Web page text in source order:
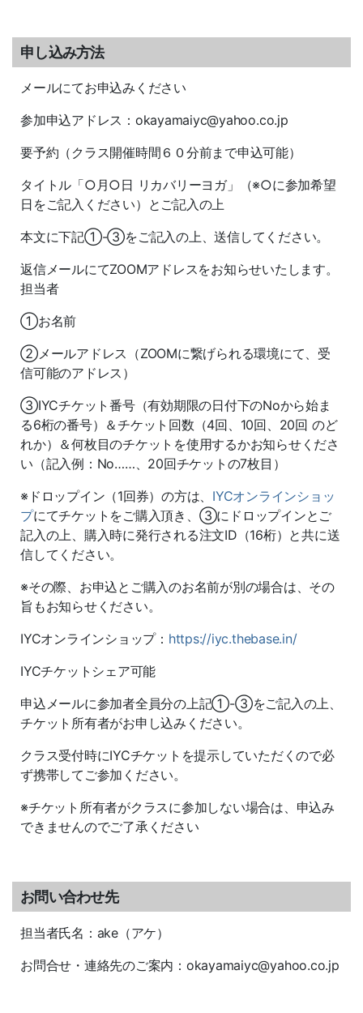
申し込み方法
メールにてお申込みください
参加申込アドレス：okayamaiyc@yahoo.co.jp
要予約（クラス開催時間６０分前まで申込可能）
タイトル「○月○日 リカバリーヨガ」（※○に参加希望
日をご記入ください）とご記入の上
本文に下記①-③をご記入の上、送信してください。
返信メールにてZOOMアドレスをお知らせいたします。
担当者
①お名前
②メールアドレス（ZOOMに繋げられる環境にて、受
信可能のアドレス）
③IYCチケット番号（有効期限の日付下のNoから始ま
る6桁の番号）＆チケット回数（4回、10回、20回 のど
れか）＆何枚目のチケットを使用するかお知らせくださ
い（記入例：No……、20回チケットの7枚目）
※ドロップイン（1回券）の方は、 IYCオンラインショッ
プにてチケットをご購入頂き、③にドロップインとご
記入の上、購入時に発行される注文ID（16桁）と共に送
信してください。
※その際、お申込とご購入のお名前が別の場合は、その
旨もお知らせください。
IYCオンラインショップ： https://iyc.thebase.in/
IYCチケットシェア可能
申込メールに参加者全員分の上記①-③をご記入の上、
チケット所有者がお申し込みください。
クラス受付時にIYCチケットを提示していただくので必
ず携帯してご参加ください。
※チケット所有者がクラスに参加しない場合は、申込み
できませんのでご了承ください
お問い合わせ先
担当者氏名：ake（アケ）
お問合せ・連絡先のご案内：okayamaiyc@yahoo.co.jp